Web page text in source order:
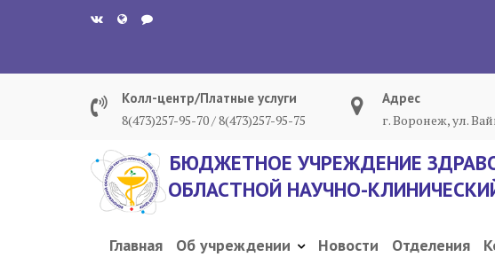
Колл-центр/Платные услуги
8(473)257-95-70 / 8(473)257-95-75
Адрес
г. Воронеж, ул.
БЮДЖЕТНОЕ УЧРЕЖДЕНИЕ
ОБЛАСТНОЙ НАУЧНО-
Главная Об учреждении Новости Отделения